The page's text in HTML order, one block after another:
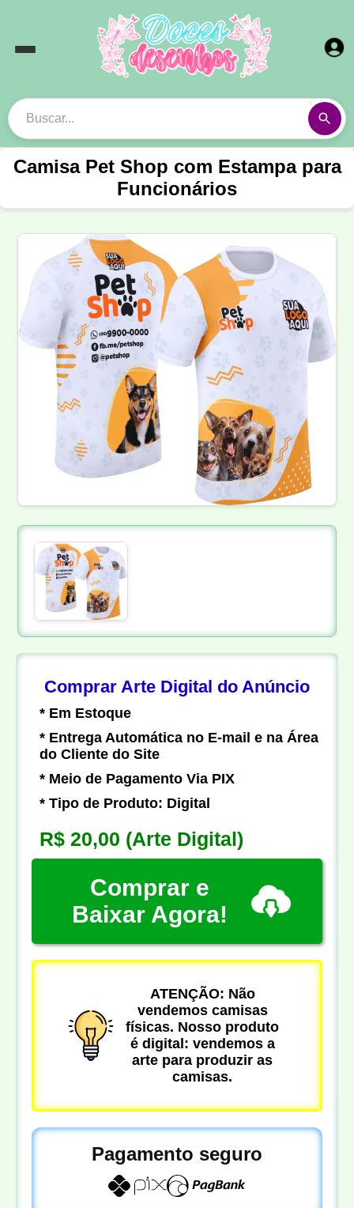
Camisa Pet Shop com Estampa para
Funcionários
Comprar Arte Digital do Anúncio
* Em Estoque
* Entrega Automática no E-mail e na Área
do Cliente do Site
* Meio de Pagamento Via PIX
* Tipo de Produto: Digital
R$ 20,00 (Arte Digital)
Comprar e
Baixar Agora!
ATENÇÃO: Não
vendemos camisas
físicas. Nosso produto
é digital: vendemos a
arte para produzir as
camisas.
Pagamento seguro